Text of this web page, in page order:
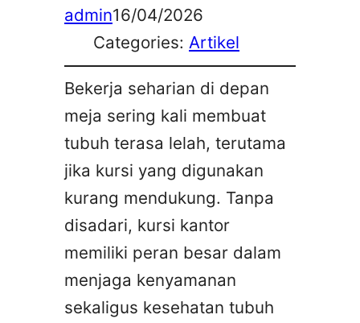
admin16/04/2026
Categories: Artikel
Bekerja seharian di depan
meja sering kali membuat
tubuh terasa lelah, terutama
jika kursi yang digunakan
kurang mendukung. Tanpa
disadari, kursi kantor
memiliki peran besar dalam
menjaga kenyamanan
sekaligus kesehatan tubuh